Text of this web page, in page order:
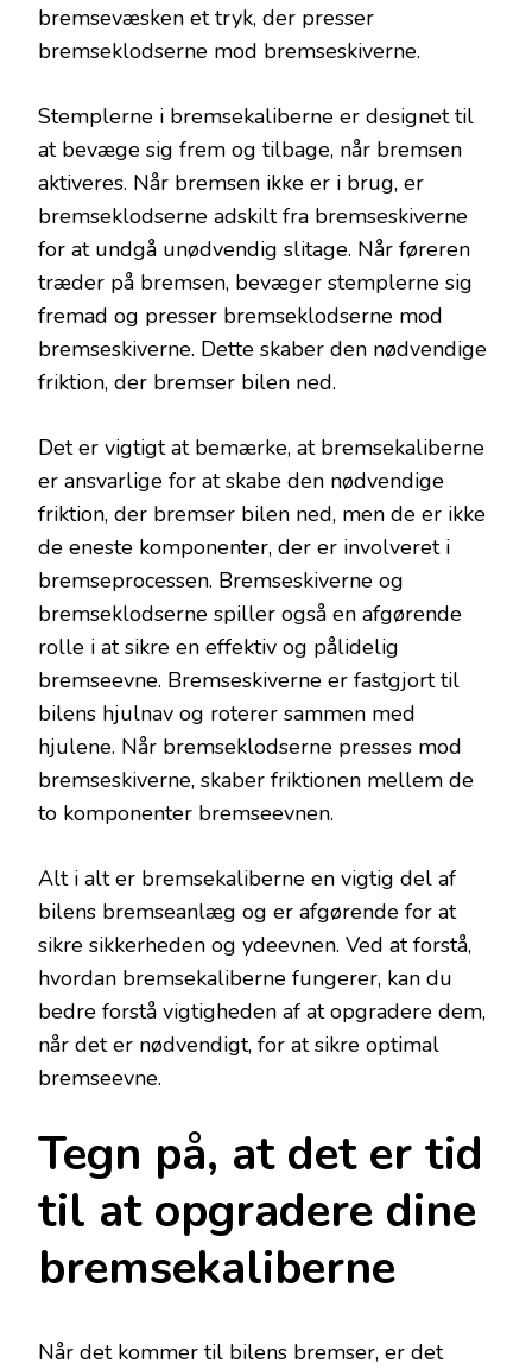
bremsevæsken et tryk, der presser
bremseklodserne mod bremseskiverne.
Stemplerne i bremsekaliberne er designet til
at bevæge sig frem og tilbage, når bremsen
aktiveres. Når bremsen ikke er i brug, er
bremseklodserne adskilt fra bremseskiverne
for at undgå unødvendig slitage. Når føreren
træder på bremsen, bevæger stemplerne sig
fremad og presser bremseklodserne mod
bremseskiverne. Dette skaber den nødvendige
friktion, der bremser bilen ned.
Det er vigtigt at bemærke, at bremsekaliberne
er ansvarlige for at skabe den nødvendige
friktion, der bremser bilen ned, men de er ikke
de eneste komponenter, der er involveret i
bremseprocessen. Bremseskiverne og
bremseklodserne spiller også en afgørende
rolle i at sikre en effektiv og pålidelig
bremseevne. Bremseskiverne er fastgjort til
bilens hjulnav og roterer sammen med
hjulene. Når bremseklodserne presses mod
bremseskiverne, skaber friktionen mellem de
to komponenter bremseevnen.
Alt i alt er bremsekaliberne en vigtig del af
bilens bremseanlæg og er afgørende for at
sikre sikkerheden og ydeevnen. Ved at forstå,
hvordan bremsekaliberne fungerer, kan du
bedre forstå vigtigheden af at opgradere dem,
når det er nødvendigt, for at sikre optimal
bremseevne.
Tegn på, at det er tid
til at opgradere dine
bremsekaliberne
Når det kommer til bilens bremser, er det